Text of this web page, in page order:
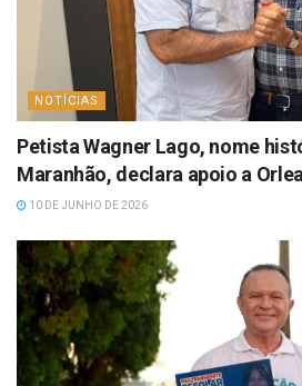
NOTÍCIAS
Petista Wagner Lago, nome
Maranhão, declara apoio a
10 DE JUNHO DE 2026